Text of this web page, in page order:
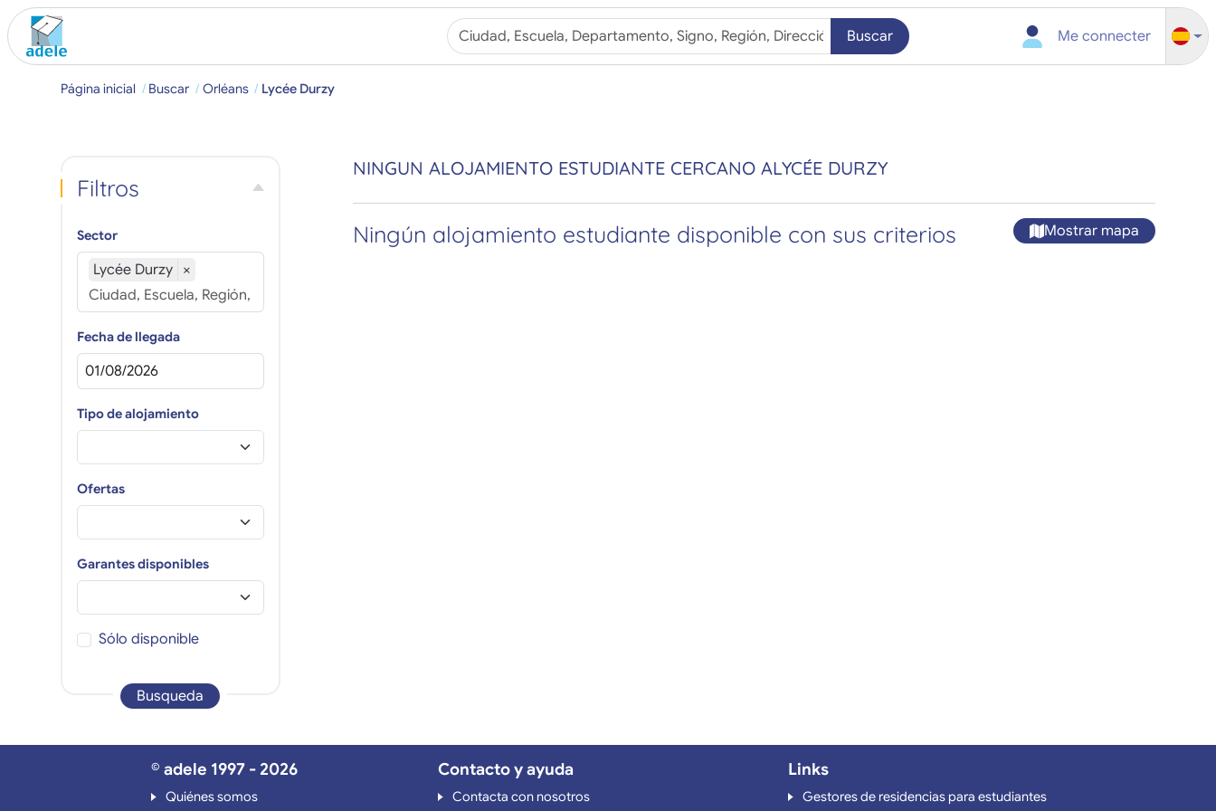
Buscar Me connecter
Página inicial Buscar Orléans Lycée Durzy
NINGUN ALOJAMIENTO ESTUDIANTE CERCANO ALYCÉE DURZY
Ningún alojamiento estudiante disponible con sus criterios Mostrar mapa
Filtros
Sector
Lycée Durzy ×
Fecha de llegada
Tipo de alojamiento
Ofertas
Garantes disponibles
Sólo disponible
Busqueda
© adele 1997 - 2026
Quiénes somos
Contacto y ayuda
Contacta con nosotros
Links
Gestores de residencias para estudiantes